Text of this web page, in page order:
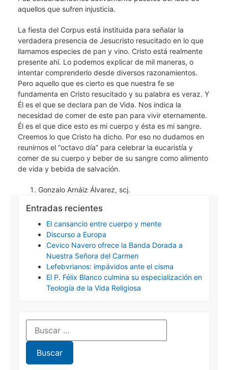
aquellos que sufren injusticia.
La fiesta del Corpus está instituida para señalar la
verdadera presencia de Jesucristo resucitado en lo que
llamamos especies de pan y vino. Cristo está realmente
presente ahí. Lo podemos explicar de mil maneras, o
intentar comprenderlo desde diversos razonamientos.
Pero aquello que es cierto es que nuestra fe se
fundamenta en Cristo resucitado y su palabra es veraz. Y
Él es el que se declara pan de Vida. Nos indica la
necesidad de comer de este pan para vivir eternamente.
Él es el que dice esto es mi cuerpo y ésta es mi sangre.
Creemos lo que Cristo ha dicho. Por eso no dudamos en
reunirnos el “octavo día” para celebrar la eucaristía y
comer de su cuerpo y beber de su sangre como alimento
de vida y bebida de salvación.
Gonzalo Arnáiz Álvarez, scj.
Entradas recientes
El cansancio entre cuerpo y mente
Discurso a Europa
Cevico Navero ofrece la Banda Dorada a
Nuestra Señora del Carmen
Lefebvrianos: impávidos ante el cisma
El P. Félix Blanco culmina su especialización en
Teología de la Vida Religiosa